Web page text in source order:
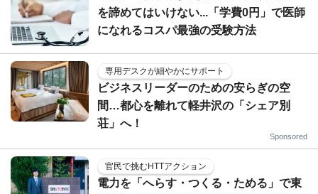
を諦めてはいけない...「学費0円」で医師
になれるコスパ最強の受験方法
専用デスクが細やかにサポート
ビジネスリーダーのための安らぎの空
間…都心を離れて軽井沢の「シェア別
荘」へ！
Sponsored
官民で挑むHTTアクション
電力を「へらす・つくる・ためる」で東